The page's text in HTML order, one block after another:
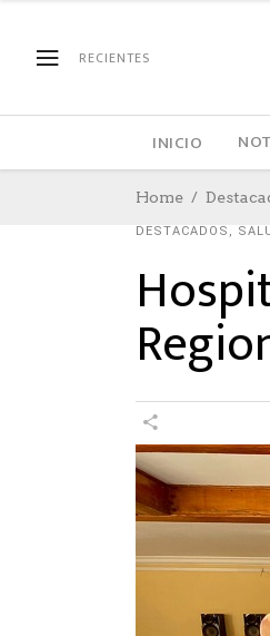
RECIENTES
INICIO
Home
DESTACADOS ,